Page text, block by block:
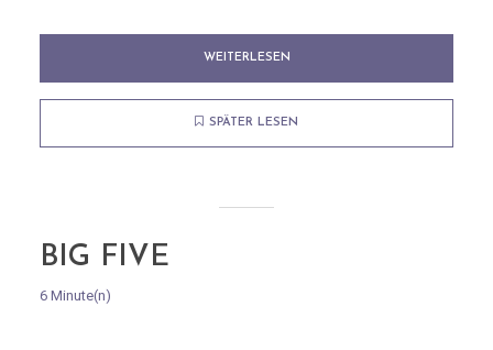
WEITERLESEN
SPÄTER LESEN
BIG FIVE
6 Minute(n)